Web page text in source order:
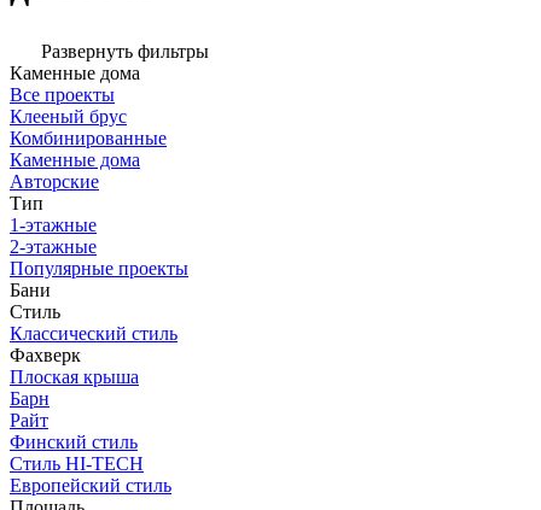
Развернуть фильтры
Каменные дома
Все проекты
Клееный брус
Комбинированные
Каменные дома
Авторские
Тип
1-этажные
2-этажные
Популярные проекты
Бани
Стиль
Классический стиль
Фахверк
Плоская крыша
Барн
Райт
Финский стиль
Стиль HI-TECH
Европейский стиль